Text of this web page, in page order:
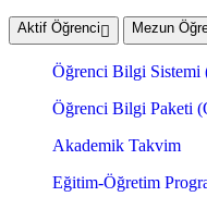
Aktif Öğrenci Mezun
Öğrenci Bilgi Sistemi
Öğrenci Bilgi Paketi
Akademik Takvim
Eğitim-Öğretim